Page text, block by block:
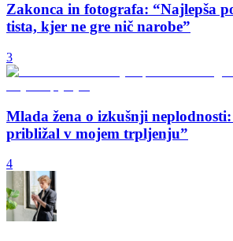
Zakonca in fotografa: “Najlepša
tista, kjer ne gre nič narobe”
3
Mlada žena o izkušnji neplodnosti:
približal v mojem trpljenju”
4